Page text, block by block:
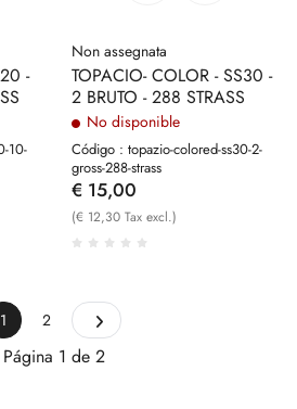
-
10-
Non assegnata
TOPACIO- COLOR - SS30 -
2 BRUTO - 288 STRASS
No disponible
Código : topazio-colored-ss30-2-
gross-288-strass
€ 15,00
(€ 12,30 Tax excl.)
1 2
Página 1 de 2